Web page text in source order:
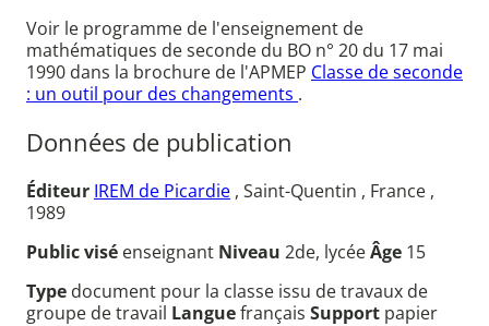
Voir le programme de l'enseignement de
mathématiques de seconde du BO n° 20 du 17 mai
1990 dans la brochure de l'APMEP Classe de seconde
: un outil pour des changements .
Données de publication
Éditeur IREM de Picardie , Saint-Quentin , France ,
1989
Public visé enseignant Niveau 2de, lycéeÂge 15
Type document pour la classe issu de travaux de
groupe de travail Languefrançais Support papier